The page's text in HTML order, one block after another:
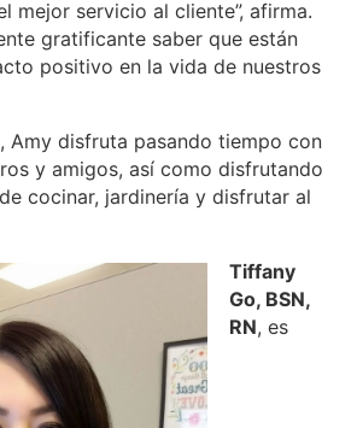
mejor servicio al cliente”, afirma.
gratificante saber que están
positivo en la vida de nuestros
Amy disfruta pasando tiempo con
y amigos, así como disfrutando
cocinar, jardinería y disfrutar al
Tiffany
Go, BSN,
RN, es